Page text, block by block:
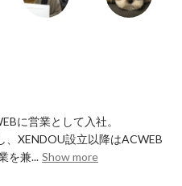
に営業として入社。
XENDOU設立以降はACWEB
を兼... Show more